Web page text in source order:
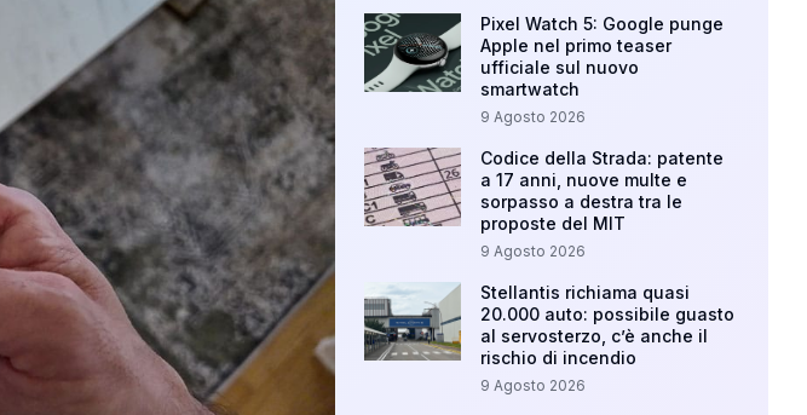
Pixel Watch 5: Google punge
Apple nel primo teaser
ufficiale sul nuovo
smartwatch
9 Agosto 2026
Codice della Strada: patente
a 17 anni, nuove multe e
sorpasso a destra tra le
proposte del MIT
9 Agosto 2026
Stellantis richiama quasi
20.000 auto: possibile guasto
al servosterzo, c’è anche il
rischio di incendio
9 Agosto 2026